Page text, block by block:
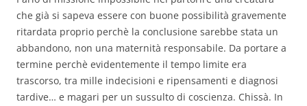
che già si sapeva essere con buone possibilità gravemente
ritardata proprio perchè la conclusione sarebbe stata un
abbandono, non una maternità responsabile. Da portare a
termine perchè evidentemente il tempo limite era
trascorso, tra mille indecisioni e ripensamenti e diagnosi
tardive… e magari per un sussulto di coscienza. Chissà. In